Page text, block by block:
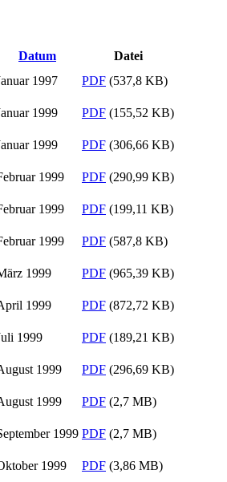
Datum
Datei
1997 PDF (537,8 KB)
1999 PDF (155,52 KB)
1999 PDF (306,66 KB)
1999 PDF (290,99 KB)
1999 PDF (199,11 KB)
1999 PDF (587,8 KB)
1999 PDF (965,39 KB)
1999 PDF (872,72 KB)
1999 PDF (189,21 KB)
1999 PDF (296,69 KB)
1999 PDF (2,7 MB)
1999 PDF (2,7 MB)
1999 PDF (3,86 MB)